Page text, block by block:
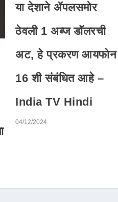
या देशाने ॲपलसमोर
ठेवली 1 अब्ज डॉलरची
अट, हे प्रकरण आयफोन
16 शी संबंधित आहे –
India TV Hindi
04/12/2024